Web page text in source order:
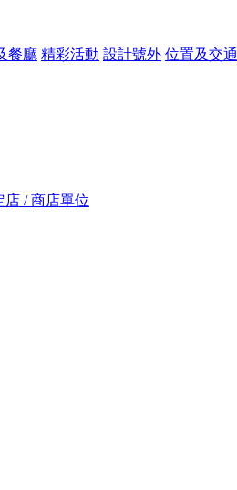
餐廳 精彩活動 設計號外 位置及交通
店 / 商店單位